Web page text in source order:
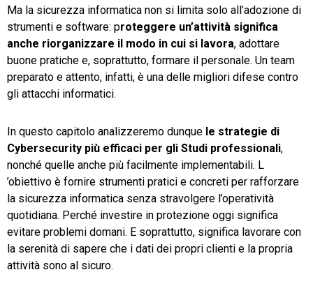
Ma la sicurezza informatica non si limita solo all’adozione di
strumenti e software: proteggere un’attività significa
anche riorganizzare il modo in cui si lavora, adottare
buone pratiche e, soprattutto, formare il personale. Un team
preparato e attento, infatti, è una delle migliori difese contro
gli attacchi informatici.
In questo capitolo analizzeremo dunque le strategie di
Cybersecurity più efficaci per gli Studi professionali,
nonché quelle anche più facilmente implementabili. L
’obiettivo è fornire strumenti pratici e concreti per rafforzare
la sicurezza informatica senza stravolgere l’operatività
quotidiana. Perché investire in protezione oggi significa
evitare problemi domani. E soprattutto, significa lavorare con
la serenità di sapere che i dati dei propri clienti e la propria
attività sono al sicuro.